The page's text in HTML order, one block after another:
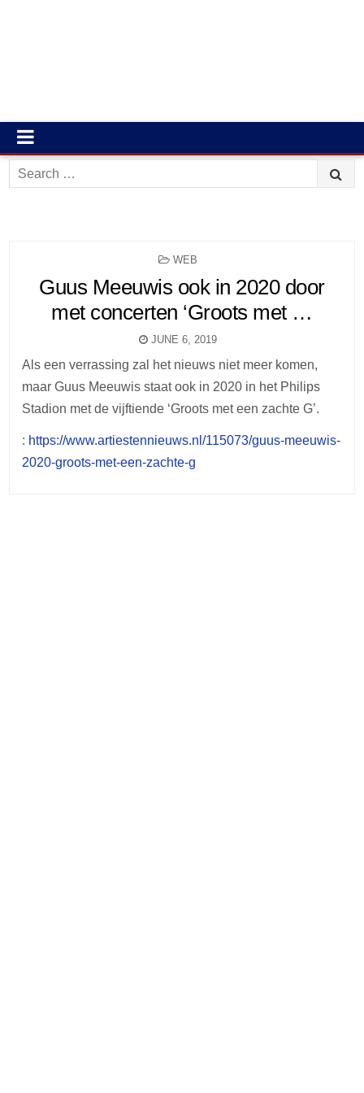
Search
for:
POSTED
WEB
Guus Meeuwis ook in 2020 door
met concerten ‘Groots met …
JUNE 6, 2019
Als een verrassing zal het nieuws niet meer komen,
maar Guus Meeuwis staat ook in 2020 in het Philips
Stadion met de vijftiende ‘Groots met een zachte G’.
: https://www.artiestennieuws.nl/115073/guus-meeuwis-
2020-groots-met-een-zachte-g